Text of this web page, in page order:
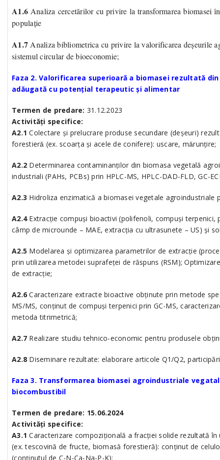
A1.6 Analiza cercetărilor cu privire la transformarea biomasei
populație
A1.7Analiza bibliometrica cu privire la valorificarea deșeurile
sistemul circular de bioeconomie;
Faza 2. Valorificarea superioară a biomasei rezultată
adăugată cu potențial terapeutic şi alimentar
Termen de predare: 31.12.2023
Activități specifice:
A2.1 Colectare și prelucrare produse secundare (deșeuri)
forestierǎ (ex. scoarța şi acele de conifere): uscare, mǎrunțire;
A2.2 Determinarea contaminanților din biomasa vegetală
industriali (PAHs, PCBs) prin HPLC-MS, HPLC-DAD-FLD, GC-
A2.3 Hidroliza enzimatică a biomasei vegetale agroindustriale
A2.4Extracție compuşi bioactivi (polifenoli, compuşi
câmp de microunde – MAE, extracția cu ultrasunete – US) şi
A2.5 Modelarea și optimizarea parametrilor de extracție
prin utilizarea metodei suprafeței de răspuns (RSM);
de extracție;
A2.6 Caracterizare extracte bioactive obținute prin metode
MS/MS, conținut de compuși terpenici prin GC-MS,
metoda titrimetrică;
A2.7 Realizare studiu tehnico-economic pentru produsele
A2.8 Diseminare rezultate: elaborare articole Q1/Q2,
Faza 3. Transformarea biomasei agroindustriale
biocombustibil
Termen de predare: 15.06.2024
Activități specifice:
A3.1 Caracterizare compozițională a fracției solide rezultată
(ex. tescovină de fructe, biomasă forestieră): conținut de
(conținutul de C-N-Ca-Na-P-K);